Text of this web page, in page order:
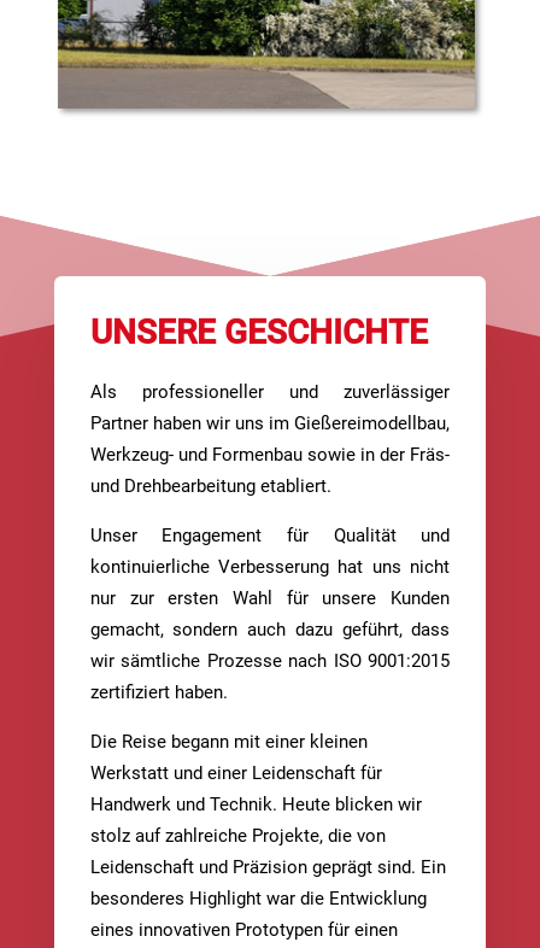
UNSERE GESCHICHTE
Als professioneller und zuverlässiger
Partner haben wir uns im Gießereimodellbau,
Werkzeug- und Formenbau sowie in der Fräs-
und Drehbearbeitung etabliert.
Unser Engagement für Qualität und
kontinuierliche Verbesserung hat uns nicht
nur zur ersten Wahl für unsere Kunden
gemacht, sondern auch dazu geführt, dass
wir sämtliche Prozesse nach ISO 9001:2015
zertifiziert haben.
Die Reise begann mit einer kleinen
Werkstatt und einer Leidenschaft für
Handwerk und Technik. Heute blicken wir
stolz auf zahlreiche Projekte, die von
Leidenschaft und Präzision geprägt sind. Ein
besonderes Highlight war die Entwicklung
eines innovativen Prototypen für einen